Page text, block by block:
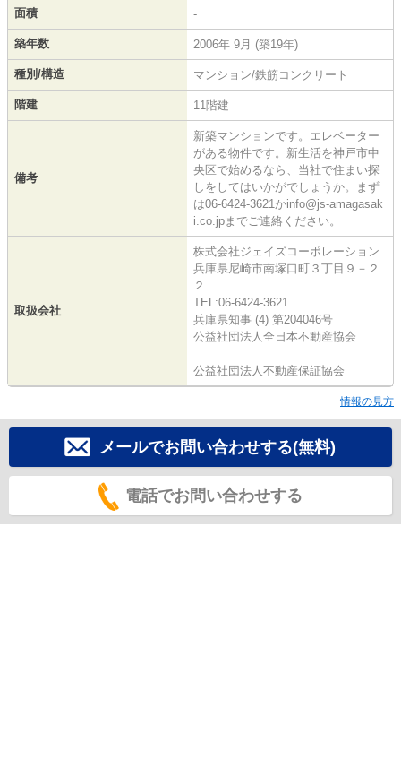
面積 -
築年数 2006年 9月 (築19年)
種別/構造 マンション/鉄筋コンクリート
階建 11階建
備考
新築マンションです。エレベーター
がある物件です。新生活を神戸市中
央区で始めるなら、当社で住まい探
しをしてはいかがでしょうか。まず
は06-6424-3621かinfo@js-amagasak
i.co.jpまでご連絡ください。
取扱会社
株式会社ジェイズコーポレーション
兵庫県尼崎市南塚口町３丁目９－２
２
TEL:06-6424-3621
兵庫県知事 (4) 第204046号
公益社団法人全日本不動産協会
公益社団法人不動産保証協会
情報の見方
メールでお問い合わせする(無料)
電話でお問い合わせする